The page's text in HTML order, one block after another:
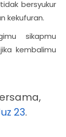
bersyukur
kekufuran.
sikapmu
kembalimu
23.